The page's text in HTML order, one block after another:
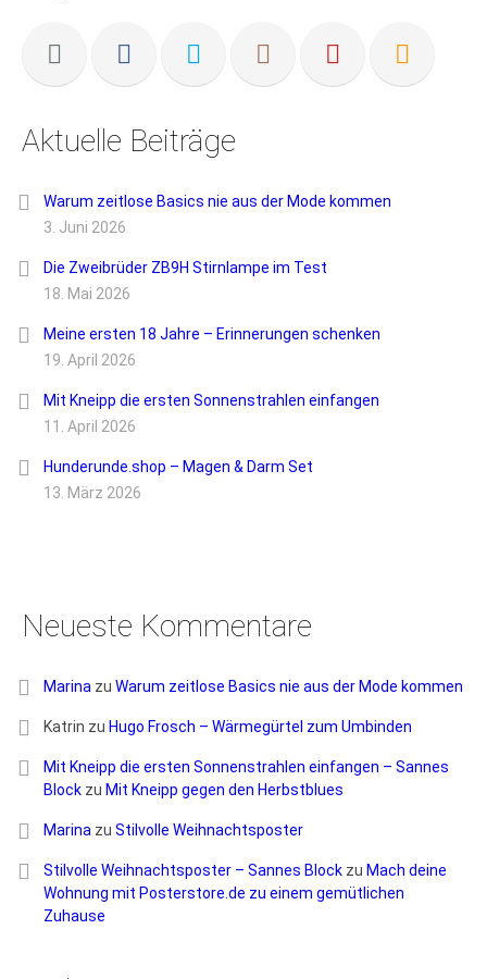
Aktuelle Beiträge
Warum zeitlose Basics nie aus der Mode kommen
3. Juni 2026
Die Zweibrüder ZB9H Stirnlampe im Test
18. Mai 2026
Meine ersten 18 Jahre – Erinnerungen schenken
19. April 2026
Mit Kneipp die ersten Sonnenstrahlen einfangen
11. April 2026
Hunderunde.shop – Magen & Darm Set
13. März 2026
Neueste Kommentare
Marina zu Warum zeitlose Basics nie aus der Mode kommen
Katrin zu Hugo Frosch – Wärmegürtel zum Umbinden
Mit Kneipp die ersten Sonnenstrahlen einfangen – Sannes
Block zu Mit Kneipp gegen den Herbstblues
Marina zu Stilvolle Weihnachtsposter
Stilvolle Weihnachtsposter – Sannes Block zu Mach deine
Wohnung mit Posterstore.de zu einem gemütlichen
Zuhause